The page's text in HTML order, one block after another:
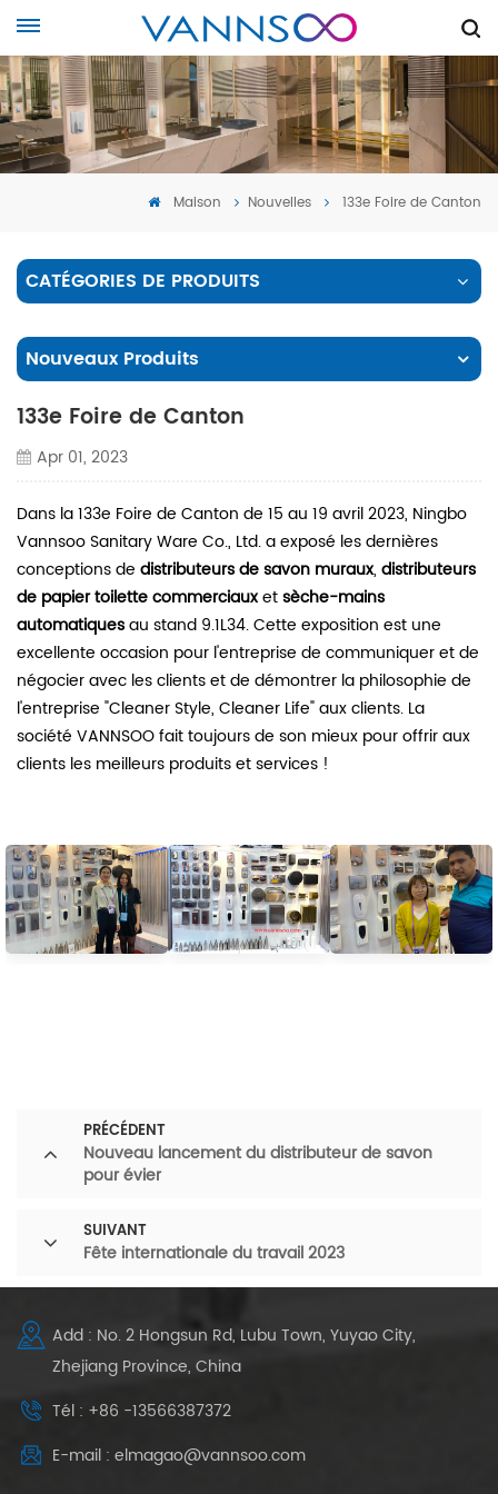
Maison Nouvelles 133e Foire de Canton
CATÉGORIES DE PRODUITS
Nouveaux Produits
133e Foire de Canton
Apr 01, 2023
Dans la 133e Foire de Canton de 15 au 19 avril 2023, Ningbo
Vannsoo Sanitary Ware Co., Ltd. a exposé les dernières
conceptions de distributeurs de savon muraux, distributeurs
de papier toilette commerciauxetsèche-mains
automatiquesau stand 9.1L34.Cette exposition est une
excellente occasion pour l'entreprise de communiquer et de
négocier avec les clients et de démontrer la philosophie de
l'entreprise "Cleaner Style, Cleaner Life" aux clients. La
société VANNSOO fait toujours de son mieux pour offrir aux
clients les meilleurs produits et services !
PRÉCÉDENT
Nouveau lancement du distributeur de savon
pour évier
SUIVANT
Fête internationale du travail 2023
Add : No. 2 Hongsun Rd, Lubu Town, Yuyao City,
Zhejiang Province, China
Tél : +86 -13566387372
E-mail : elmagao@vannsoo.com